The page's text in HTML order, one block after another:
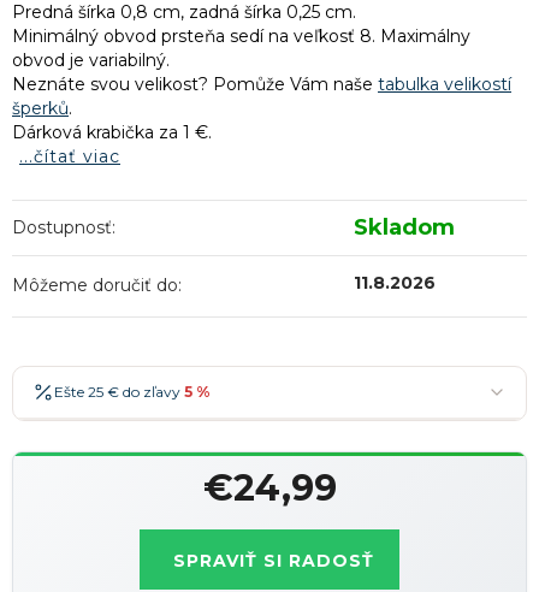
Predná šírka 0,8 cm, zadná šírka 0,25 cm.
Minimálný obvod prsteňa sedí na veľkosť 8. Maximálny
obvod je variabilný.
Neznáte svou velikost? Pomůže Vám naše tabulka velikostí
šperků.
Dárková krabička za 1 €.
...čítať viac
Dostupnosť: Skladom
Môžeme doručiť do: 11.8.2026
Ešte 25 € do zľavy 5 %
€24,99
SPRAVIŤ SI RADOSŤ